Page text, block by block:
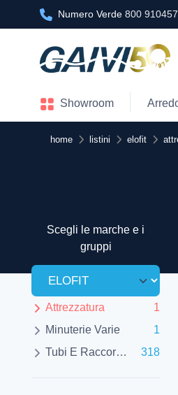
Numero Verde 800 910457
Showroom
home listini elofit
Scegli le marche e i
gruppi
Attrezzatura
1
Minuterie Varie
1
Tubi E Raccorderie
318